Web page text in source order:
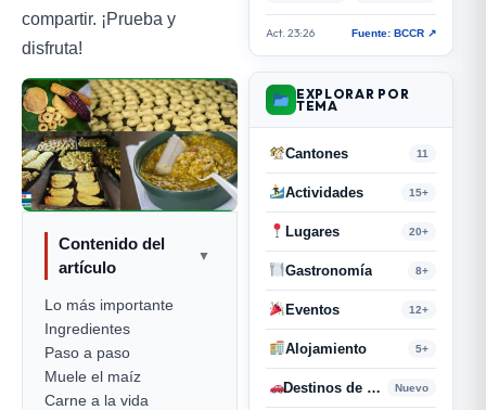
compartir. ¡Prueba y
disfruta!
Contenido del
artículo
▼
Lo más importante
Ingredientes
Paso a paso
Muele el maíz
Carne a la vida
Act. 23:26 Fuente: BCCR ↗
EXPLORAR POR
TEMA
Cantones 11
Actividades 15+
Lugares 20+
Gastronomía 8+
Eventos 12+
Alojamiento 5+
Destinos de Paso Nuevo